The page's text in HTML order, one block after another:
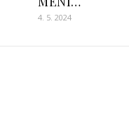
4. 5. 2024